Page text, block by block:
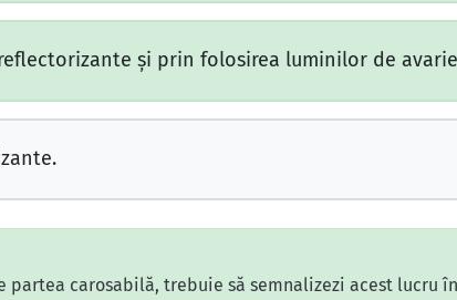
şi prin folosirea luminilor de
partea carosabilă, trebuie să semnalizezi acest